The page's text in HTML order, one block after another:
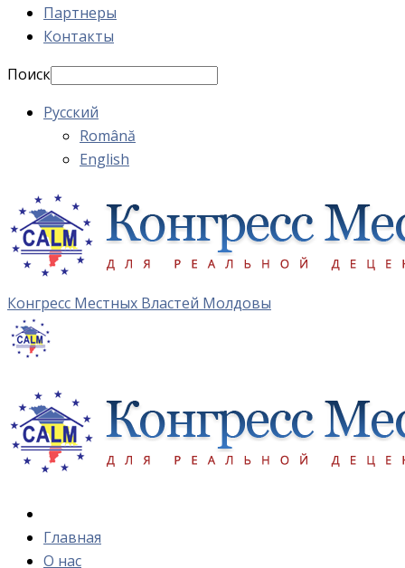
Партнеры
Контакты
Поиск
Русский
Română
English
Конгресс Местных Властей Молдовы
Главная
О нас